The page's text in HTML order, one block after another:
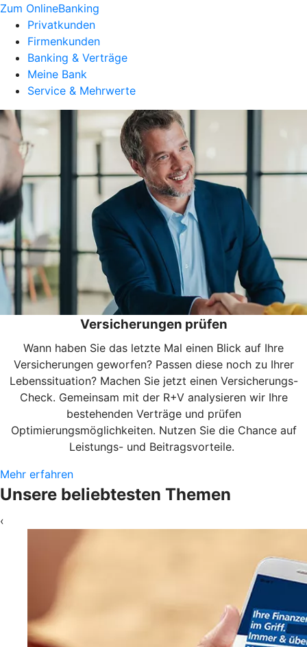
Zum OnlineBanking
Privatkunden
Firmenkunden
Banking & Verträge
Meine Bank
Service & Mehrwerte
Versicherungen prüfen
Wann haben Sie das letzte Mal einen Blick auf Ihre
Versicherungen geworfen? Passen diese noch zu Ihrer
Lebenssituation? Machen Sie jetzt einen Versicherungs-
Check. Gemeinsam mit der R+V analysieren wir Ihre
bestehenden Verträge und prüfen
Optimierungsmöglichkeiten. Nutzen Sie die Chance auf
Leistungs- und Beitragsvorteile.
Mehr erfahren
Unsere beliebtesten Themen
‹